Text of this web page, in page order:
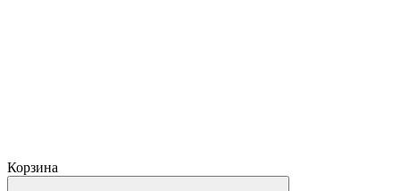
Корзина